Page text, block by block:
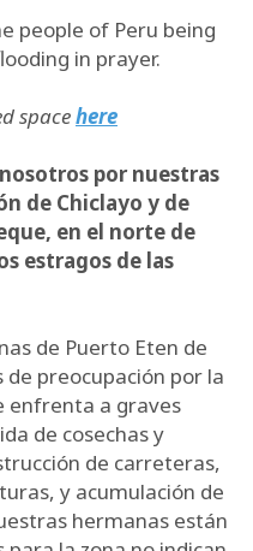
people of Peru being
in prayer.
spacehere
por nuestras
de Chiclayo y de
en el norte de
estragos de las
de Puerto Eten de
preocupación por la
enfrenta a graves
de cosechas y
de carreteras,
y acumulación de
hermanas están